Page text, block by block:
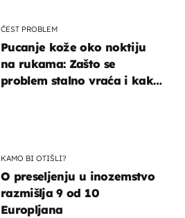
ČEST PROBLEM
Pucanje kože oko noktiju
na rukama: Zašto se
problem stalno vraća i kako
KAMO BI OTIŠLI?
O preseljenju u inozemstvo
razmišlja 9 od 10
Europljana